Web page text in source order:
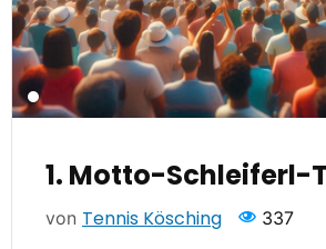
1. Motto-Schleiferl-
von Tennis Kösching 337